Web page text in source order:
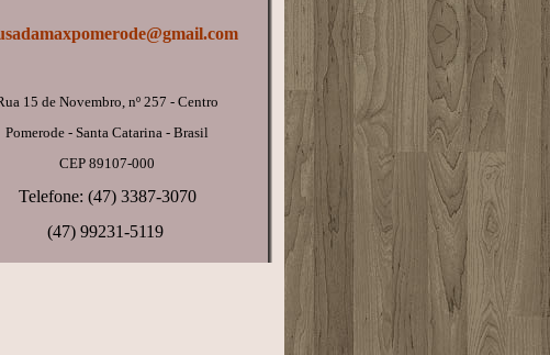
mail.com
15 de Novembro, nº 257 - Centro
Pomerode - Santa Catarina - Brasil
CEP 89107-000
Telefone: (47) 3387-3070
(47) 99231-5119